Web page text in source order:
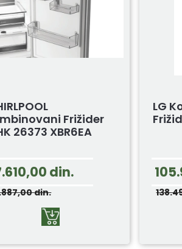
Frižider
26373 XBR6EA
din.
din.
LG